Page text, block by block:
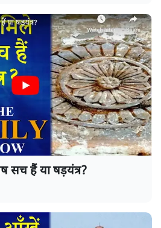
सच हैं या षड़यंत्र?